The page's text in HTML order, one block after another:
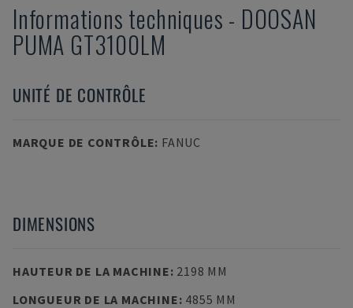
Informations techniques - DOOSAN
PUMA GT3100LM
UNITÉ DE CONTRÔLE
MARQUE DE CONTRÔLE: FANUC
DIMENSIONS
HAUTEUR DE LA MACHINE: 2198 MM
LONGUEUR DE LA MACHINE: 4855 MM